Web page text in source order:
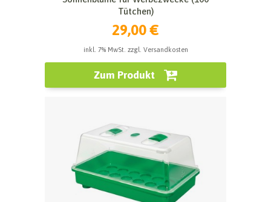
Tütchen)
29,00 €
inkl. 7% MwSt. zzgl. Versandkosten
Zum Produkt